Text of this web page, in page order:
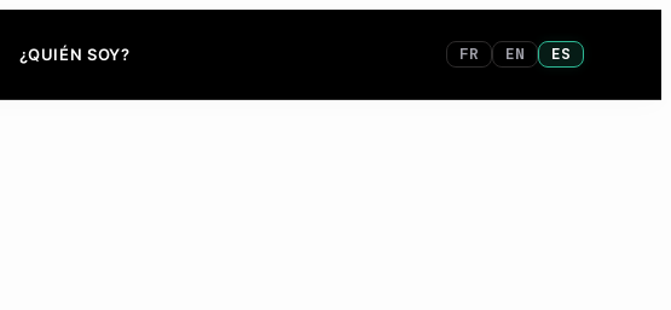
¿QUIÉN SOY? FR EN ES